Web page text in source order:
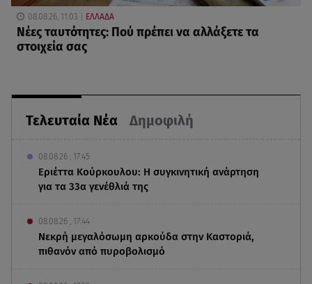
Τελευταία Νέα Δημοφιλή
08.08.26 , 17:45
Εριέττα Κούρκουλου: Η συγκινητική ανάρτηση
για τα 33α γενέθλιά της
08.08.26 , 17:44
Νεκρή μεγαλόσωμη αρκούδα στην Καστοριά,
πιθανόν από πυροβολισμό
08.08.26, 11:03 ΕΛΛΑΔΑ
Νέες ταυτότητες: Πού πρέπει να αλλάξετε τα
στοιχεία σας